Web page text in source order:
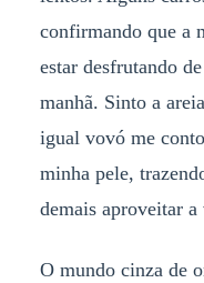
confirmando que a
estar desfrutando
manhã. Sinto a
igual vovó me
minha pele,
demais aproveitar
O mundo cinza de